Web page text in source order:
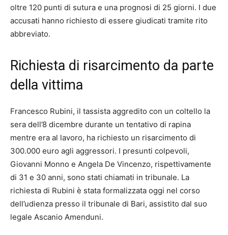
oltre 120 punti di sutura e una prognosi di 25 giorni. I due
accusati hanno richiesto di essere giudicati tramite rito
abbreviato.
Richiesta di risarcimento da parte
della vittima
Francesco Rubini, il tassista aggredito con un coltello la
sera dell’8 dicembre durante un tentativo di rapina
mentre era al lavoro, ha richiesto un risarcimento di
300.000 euro agli aggressori. I presunti colpevoli,
Giovanni Monno e Angela De Vincenzo, rispettivamente
di 31 e 30 anni, sono stati chiamati in tribunale. La
richiesta di Rubini è stata formalizzata oggi nel corso
dell’udienza presso il tribunale di Bari, assistito dal suo
legale Ascanio Amenduni.